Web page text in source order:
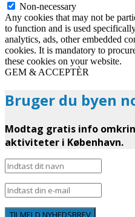
Non-necessary
Any cookies that may not be
to function and is used
analytics, ads, other embedded
cookies. It is mandatory to
these cookies on your website.
GEM & ACCEPTÈR
Bruger du byen
Modtag gratis info
aktiviteter i København.
TILMELD NYHEDSBREV